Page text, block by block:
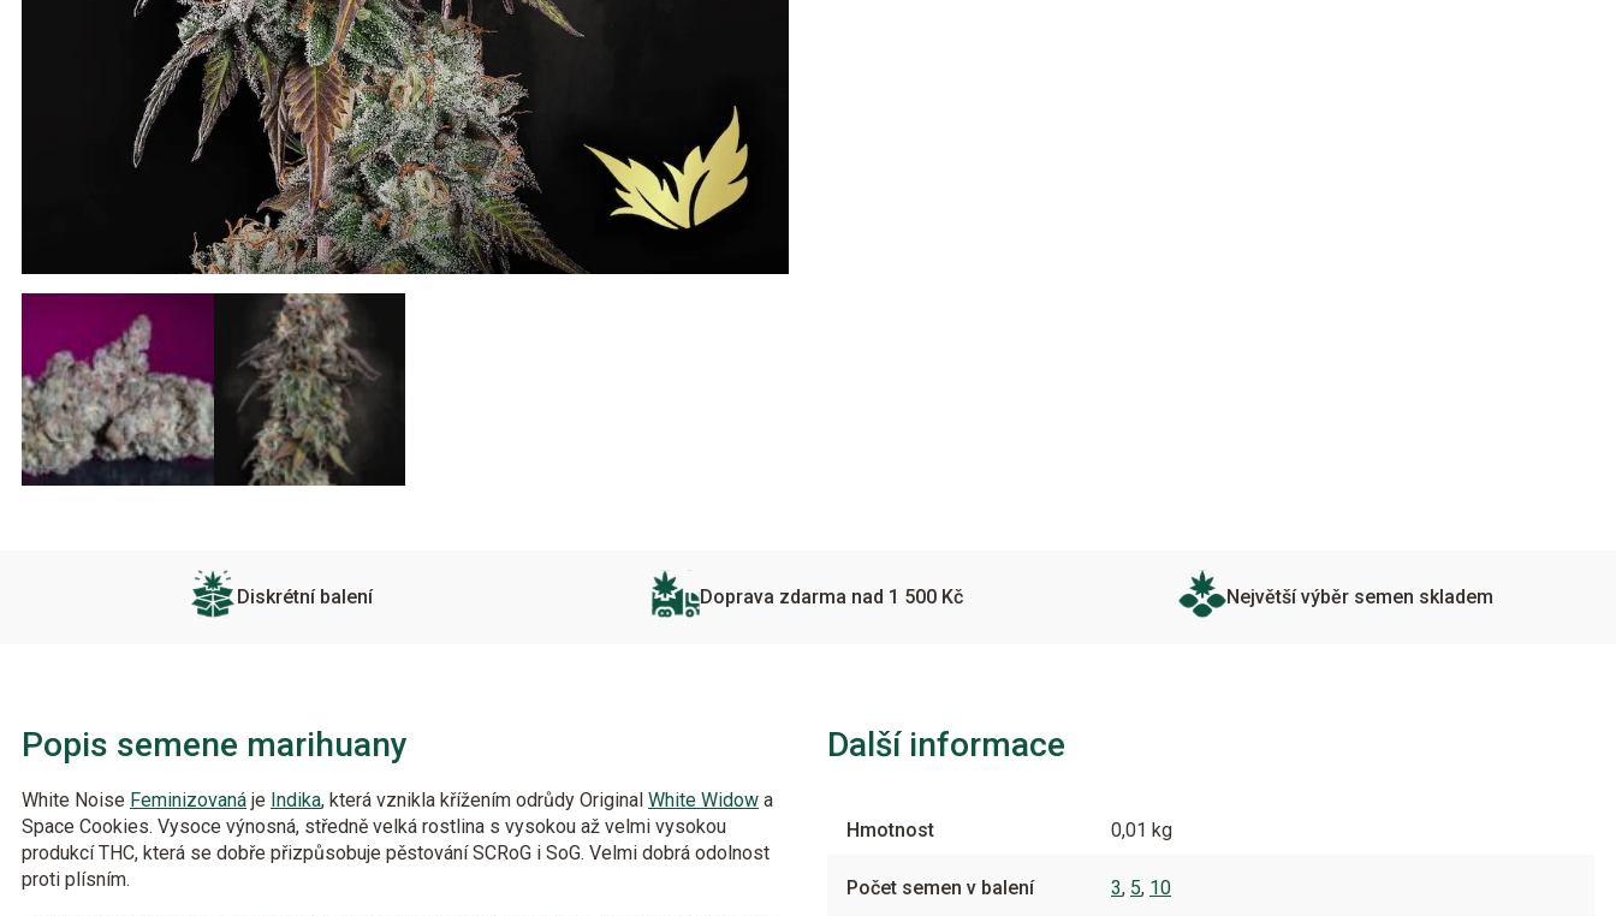
Diskrétní balení Doprava zdarma nad 1 500 Kč Největší výběr semen skladem
Popis semene marihuany
White Noise Feminizovaná je Indika, která vznikla křížením odrůdy Original White Widow a
Space Cookies. Vysoce výnosná, středně velká rostlina s vysokou až velmi vysokou
produkcí THC, která se dobře přizpůsobuje pěstování SCRoG i SoG. Velmi dobrá odolnost
proti plísním.
Další informace
Hmotnost 0,01 kg
Počet semen v balení 3, 5, 10